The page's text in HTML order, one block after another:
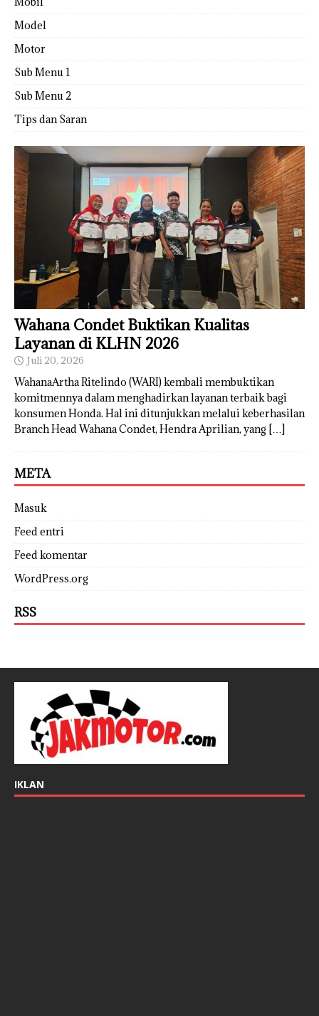
Model
Motor
Sub Menu 1
Sub Menu 2
Tips dan Saran
Wahana Condet Buktikan Kualitas
Layanan di KLHN 2026
Juli 20, 2026
WahanaArtha Ritelindo (WARI) kembali membuktikan
komitmennya dalam menghadirkan layanan terbaik bagi
konsumen Honda. Hal ini ditunjukkan melalui keberhasilan
Branch Head Wahana Condet, Hendra Aprilian, yang […]
META
Masuk
Feed entri
Feed komentar
WordPress.org
RSS
IKLAN